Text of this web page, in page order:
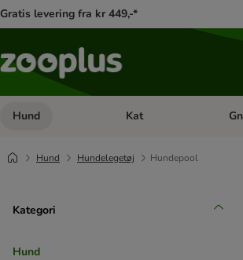
Gratis levering fra kr 449,-*
Hund Åben kategori menu:
Kat
Hund Hundelegetøj Hundepool
Kategori
Hund